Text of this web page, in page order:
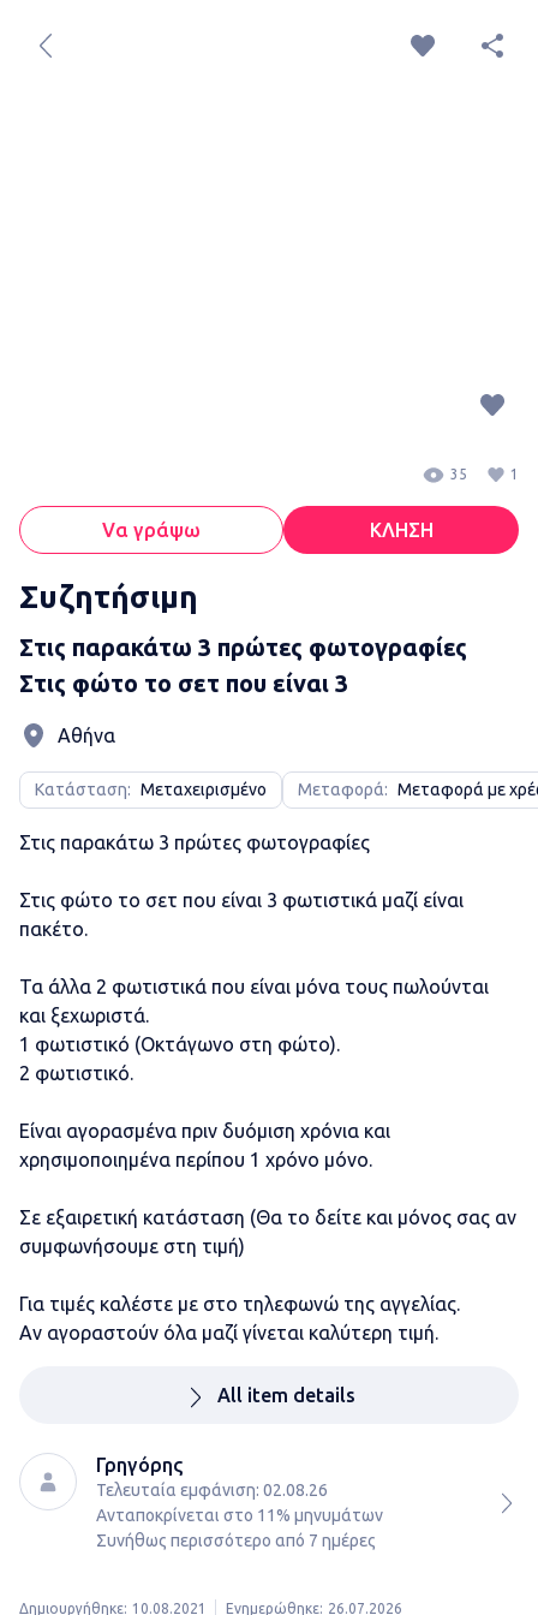
35 1
Vα γράψω ΚΛΗΣΗ
Συζητήσιμη
Στις παρακάτω 3 πρώτες φωτογραφίες
Στις φώτο το σετ που είναι 3
Αθήνα
Κατάσταση: Μεταχειρισμένο Μεταφορά: Μεταφορά με
Στις παρακάτω 3 πρώτες φωτογραφίες
Στις φώτο το σετ που είναι 3 φωτιστικά μαζί είναι
πακέτο.
Τα άλλα 2 φωτιστικά που είναι μόνα τους πωλούνται
και ξεχωριστά.
1 φωτιστικό (Οκτάγωνο στη φώτο).
2 φωτιστικό.
Είναι αγορασμένα πριν δυόμιση χρόνια και
χρησιμοποιημένα περίπου 1 χρόνο μόνο.
Σε εξαιρετική κατάσταση (Θα το δείτε και μόνος σας αν
συμφωνήσουμε στη τιμή)
Για τιμές καλέστε με στο τηλεφωνώ της αγγελίας.
Αν αγοραστούν όλα μαζί γίνεται καλύτερη τιμή.
All item details
Γρηγόρης
Τελευταία εμφάνιση: 02.08.26
Ανταποκρίνεται στο 11% μηνυμάτων
Συνήθως περισσότερο από 7 ημέρες
Δημιουργήθηκε: 10.08.2021 Ενημερώθηκε: 26.07.2026